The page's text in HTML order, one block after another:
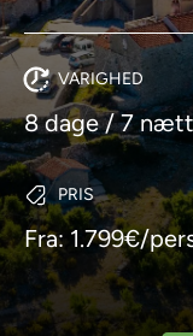
VARIGHED
8 dage / 7
PRIS
Fra: 1.799€/